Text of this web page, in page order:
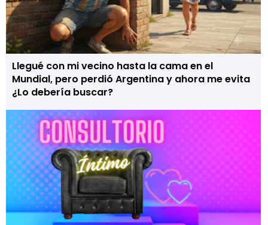
Llegué con mi vecino hasta la cama en el
Mundial, pero perdió Argentina y ahora me evita
¿Lo debería buscar?